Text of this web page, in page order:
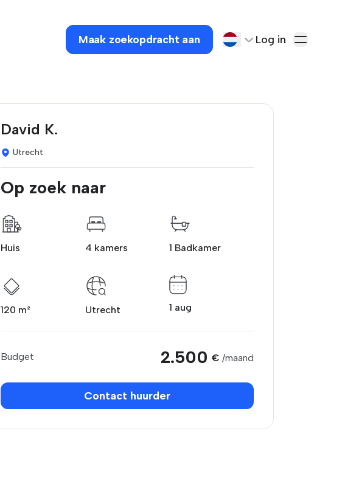
Maak zoekopdracht aan Log in
David K.
Utrecht
Op zoek naar
Huis 4 kamers 1 Badkamer
120 m² Utrecht 1 aug
Budget 2.500 € /maand
Contact huurder